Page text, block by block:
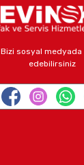
Bizi sosyal medyada
edebilirsiniz